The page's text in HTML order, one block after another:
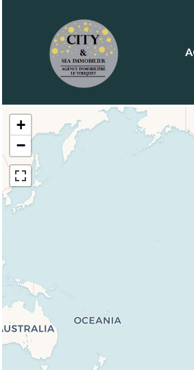
+
−